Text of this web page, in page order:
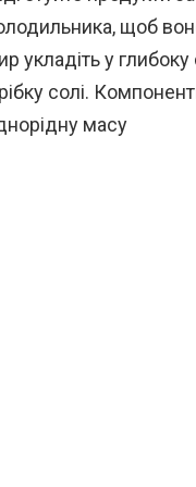
щоб
укладіть у
солі.
масу